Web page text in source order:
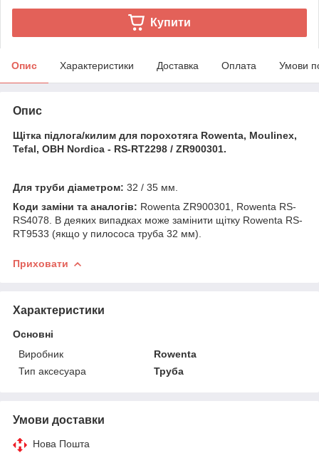
Купити
Опис Характеристики Доставка Оплата Умови
Опис
Щітка підлога/килим для порохотяга Rowenta, Moulinex,
Tefal, OBH Nordica - RS-RT2298 / ZR900301.
Для труби діаметром: 32 / 35 мм.
Коди заміни та аналогів: Rowenta ZR900301, Rowenta RS-
RS4078. В деяких випадках може замінити щітку Rowenta RS-
RT9533 (якщо у пилососа труба 32 мм).
Приховати
Характеристики
Основні
Виробник
Rowenta
Тип аксесуара
Труба
Умови доставки
Нова Пошта